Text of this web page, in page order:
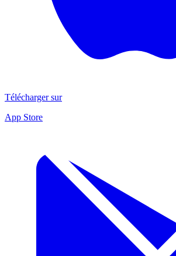
Télécharger sur
App Store